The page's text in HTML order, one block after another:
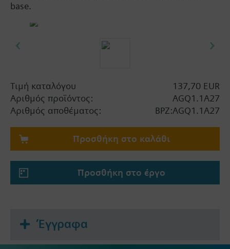
base.
Τιμή καταλόγου
137,70 EUR
Αριθμός προϊόντος:
AGQ1.1A27
Αριθμός αποθέματος:
BPZ:AGQ1.1A27
Προσθήκη στο καλάθι
Προσθήκη στο έργο
Έγγραφα